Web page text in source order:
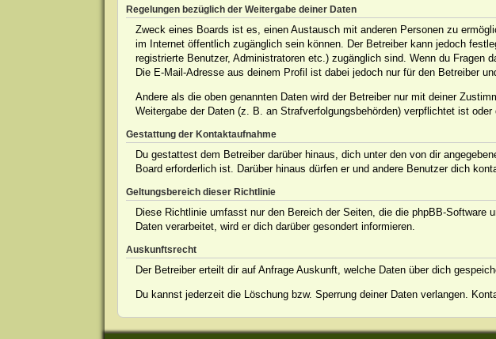
Regelungen bezüglich der Weitergabe deiner Daten
Zweck eines Boards ist es, einen Austausch mit anderen Personen zu
im Internet öffentlich zugänglich sein können. Der Betreiber kann jedoch
registrierte Benutzer, Administratoren etc.) zugänglich sind. Wenn du Fragen
Die E-Mail-Adresse aus deinem Profil ist dabei jedoch nur für den Betreiber
Andere als die oben genannten Daten wird der Betreiber nur mit deiner
Weitergabe der Daten (z. B. an Strafverfolgungsbehörden) verpflichtet ist
Gestattung der Kontaktaufnahme
Du gestattest dem Betreiber darüber hinaus, dich unter den von dir
Board erforderlich ist. Darüber hinaus dürfen er und andere Benutzer dich
Geltungsbereich dieser Richtlinie
Diese Richtlinie umfasst nur den Bereich der Seiten, die die phpBB-Software
Daten verarbeitet, wird er dich darüber gesondert informieren.
Auskunftsrecht
Der Betreiber erteilt dir auf Anfrage Auskunft, welche Daten über dich
Du kannst jederzeit die Löschung bzw. Sperrung deiner Daten verlangen.